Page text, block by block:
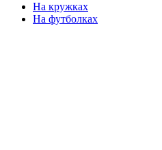
На кружках
На футболках